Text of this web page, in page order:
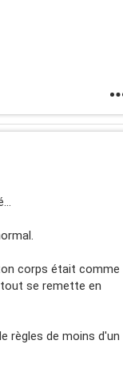
corps était comme
se remette en
règles de moins d'un